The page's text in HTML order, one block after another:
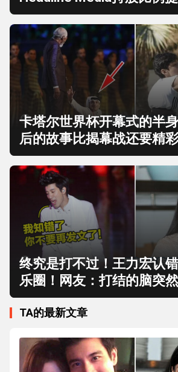
卡塔尔世界杯开幕式的半
后的故事比揭幕战还要精彩
终究是打不过！王力宏认
乐圈！网友：打结的脑突
TA的最新文章